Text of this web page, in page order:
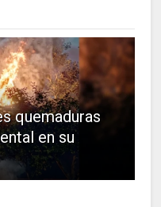
quemaduras
en su